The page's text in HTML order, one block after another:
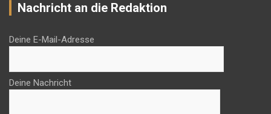
Nachricht an die Redaktion
Deine E-Mail-Adresse
Deine Nachricht